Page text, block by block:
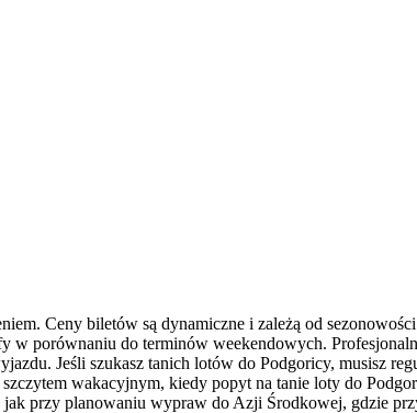
Ceny biletów są dynamiczne i zależą od
w porównaniu do terminów weekendowych.
Jeśli szukasz tanich lotów do Podgoricy, musisz
wakacyjnym, kiedy popyt na tanie loty do
przy planowaniu wypraw do Azji Środkowej, gdzie